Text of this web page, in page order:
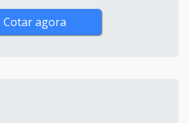
Cotar agora